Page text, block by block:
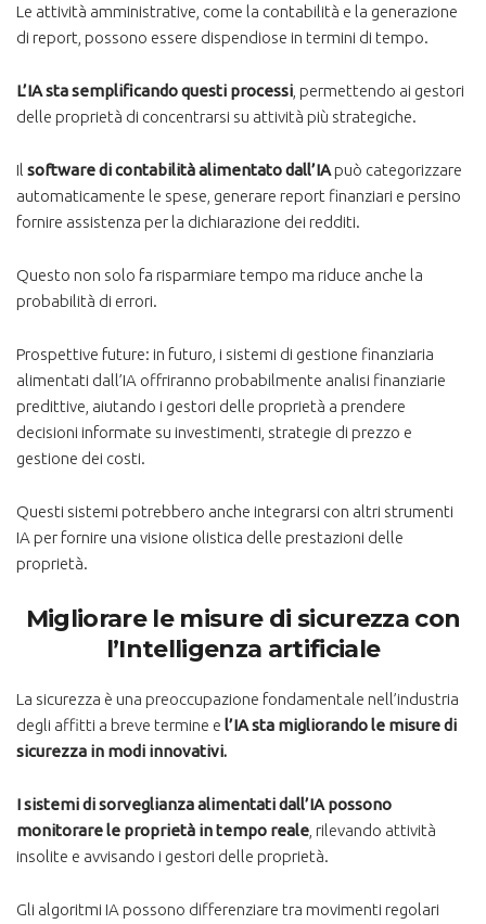
Le attività amministrative, come la contabilità e la generazione
di report, possono essere dispendiose in termini di tempo.
L’IA sta semplificando questi processi , permettendo ai gestori
delle proprietà di concentrarsi su attività più strategiche.
Il software di contabilità alimentato dall’IApuò categorizzare
automaticamente le spese, generare report finanziari e persino
fornire assistenza per la dichiarazione dei redditi.
Questo non solo fa risparmiare tempo ma riduce anche la
probabilità di errori.
Prospettive future: in futuro, i sistemi di gestione finanziaria
alimentati dall’IA offriranno probabilmente analisi finanziarie
predittive, aiutando i gestori delle proprietà a prendere
decisioni informate su investimenti, strategie di prezzo e
gestione dei costi.
Questi sistemi potrebbero anche integrarsi con altri strumenti
IA per fornire una visione olistica delle prestazioni delle
proprietà.
Migliorare le misure di sicurezza con
l’Intelligenza artificiale
La sicurezza è una preoccupazione fondamentale nell’industria
degli affitti a breve termine e l’IA sta migliorando le misure di
sicurezza in modi innovativi.
I sistemi di sorveglianza alimentati dall’IA possono
monitorare le proprietà in tempo reale , rilevando attività
insolite e avvisando i gestori delle proprietà.
Gli algoritmi IA possono differenziare tra movimenti regolari